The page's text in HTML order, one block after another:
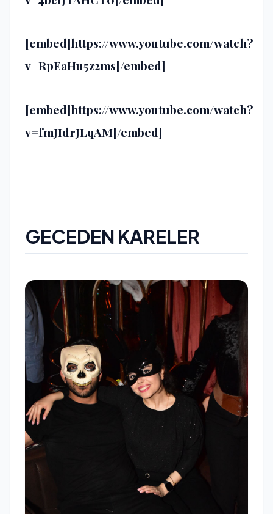
[embed]https://www.youtube.com/watch?
v=RpEaHu5z2ms[/embed]
[embed]https://www.youtube.com/watch?
v=fmJIdrJLqAM[/embed]
GECEDEN KARELER